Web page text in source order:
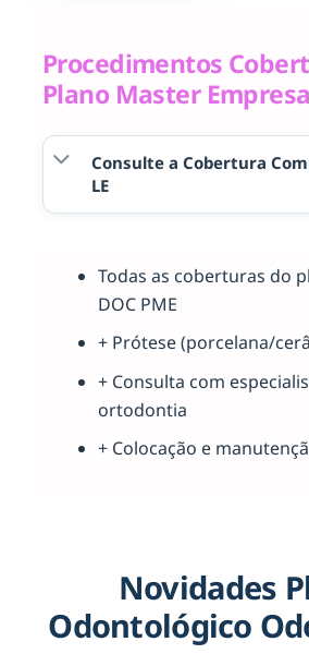
Procedimentos
Plano Master
Consulte a Cobertura
LE
Todas as coberturas do
DOC PME
+ Prótese (porcelana/
+ Consulta com
ortodontia
+ Colocação e
Novidades
Odontológico